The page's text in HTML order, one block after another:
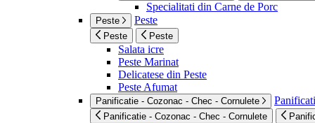
Specialitati din Carne de Porc
Peste Peste
Peste Peste
Salata icre
Peste Marinat
Delicatese din Peste
Peste Afumat
Panificatie - Cozonac - Chec - Cornulete
Panificatie - Cozonac - Chec - Cornulete